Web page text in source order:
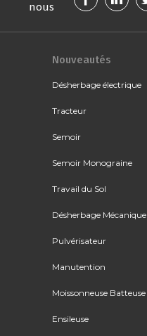
nous
Nouveautés
Désherbage électrique
Tracteur
Semoir
Semoir Monograine
Travail du Sol
Désherbage Mécanique
Pulvérisateur
Manutention
Moissonneuse Batteuse
Ensileuse